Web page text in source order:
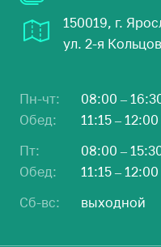
Пн-чт:
Обед:
08:00 –
11:15 – 12:00
Пт:
Обед:
08:00 –
11:15 – 12:00
Сб-вс:
выходной
150019, г.
ул. 2-я